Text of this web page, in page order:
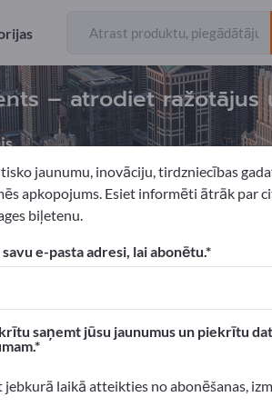
– atrodiet ražotājus
for events
kontakti >> sāciet šeit
produktus Exportpages.
>> publicējiet šeit
jaunumu, inovāciju, tirdzniecības
apkopojums. Esiet informēti ātrāk par
biļetenu.
e-pasta adresi, lai abonētu.
saņemt jūsu jaunumus un piekrītu
jebkurā laikā atteikties no abonēšanas,